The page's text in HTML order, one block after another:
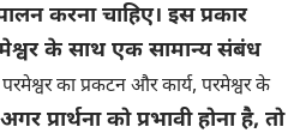
करना चाहिए। इस प्रकार
के साथ एक सामान्य संबंध
का प्रकटन और कार्य, परमेश्वर के
अगर प्रार्थना को प्रभावी होना है, तो